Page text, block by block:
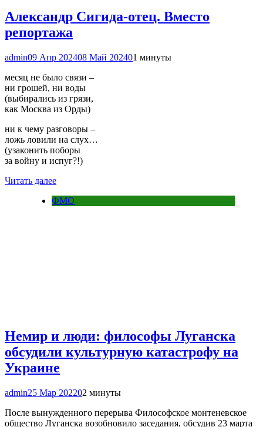
Александр Сигида-отец. Вместо
репортажа
admin09 Апр 202408 Май 202401 минуты
месяц не было связи –
ни грошей, ни воды
(выбирались из грязи,
как Москва из Орды)
ни к чему разговоры –
ложь ловили на слух…
(узаконить поборы
за войну и испуг?!)
Читать далее
ФМО
Немир и люди: философы Луганска
обсудили культурную катастрофу на
Украине
admin25 Мар 202202 минуты
После вынужденного перерыва Философское монтеневское
общество Луганска возобновило заседания, обсудив 23 марта